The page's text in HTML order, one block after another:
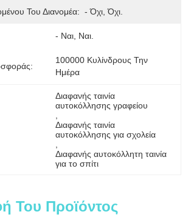
Του Διανομέα: - Όχι, Όχι.
- Ναι, Ναι.
100000 Κυλίνδρους Την
Ημέρα
Διαφανής ταινία
αυτοκόλλησης γραφείου
Διαφανής ταινία
αυτοκόλλησης για σχολεία
Διαφανής αυτοκόλλητη ταινία
για το σπίτι
Του Προϊόντος